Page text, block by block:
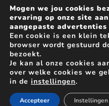
Shop
Thee voor horeca
Wie zijn we
Contact
Privacy
Sitemap
© 2026 San-thee -
Mogen we jou cookies
ervaring op onze site
aangepaste
Een cookie is een klein
browser wordt gestuurd
bezoekt.
Je kan al onze cookies
over welke cookies we
in de instellingen.
Accepteer Instellingen